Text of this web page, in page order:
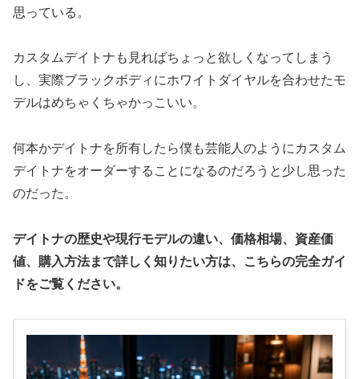
思っている。
カスタムデイトナも見ればちょっと欲しくなってしまう
し、実際ブラックボディにホワイトダイヤルを合わせたモ
デルはめちゃくちゃかっこいい。
何本かデイトナを所有したら僕も芸能人のようにカスタム
デイトナをオーダーすることになるのだろうと少し思った
のだった。
デイトナの歴史や現行モデルの違い、価格相場、資産価
値、購入方法まで詳しく知りたい方は、こちらの完全ガイ
ドをご覧ください。